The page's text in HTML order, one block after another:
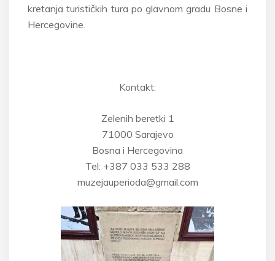
kretanja turističkih tura po glavnom gradu Bosne i
Hercegovine.
Kontakt:
Zelenih beretki 1
71000 Sarajevo
Bosna i Hercegovina
Tel: +387 033 533 288
muzejauperioda@gmail.com